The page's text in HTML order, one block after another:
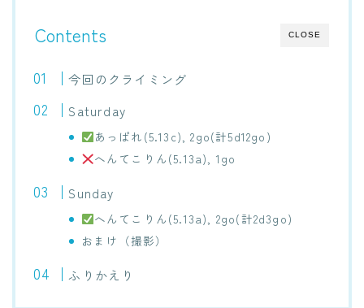
CLOSE
Contents
今回のクライミング
Saturday
あっぱれ(5.13c), 2go(計5d12go)
へんてこりん(5.13a), 1go
Sunday
へんてこりん(5.13a), 2go(計2d3go)
おまけ（撮影）
ふりかえり